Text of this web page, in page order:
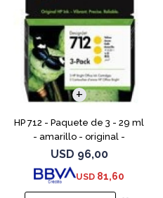
HP 712 - Paquete de 3 - 29 ml
- amarillo - original -
DesignJet - cartucho de tinta
- para DesignJet Studio, T210,
T230, T250, T
USD 96,00
USD 81,60